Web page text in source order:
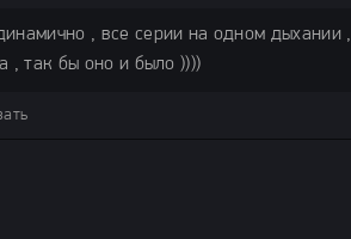
, все серии на одном дыхании ,
, так бы оно и было ))))